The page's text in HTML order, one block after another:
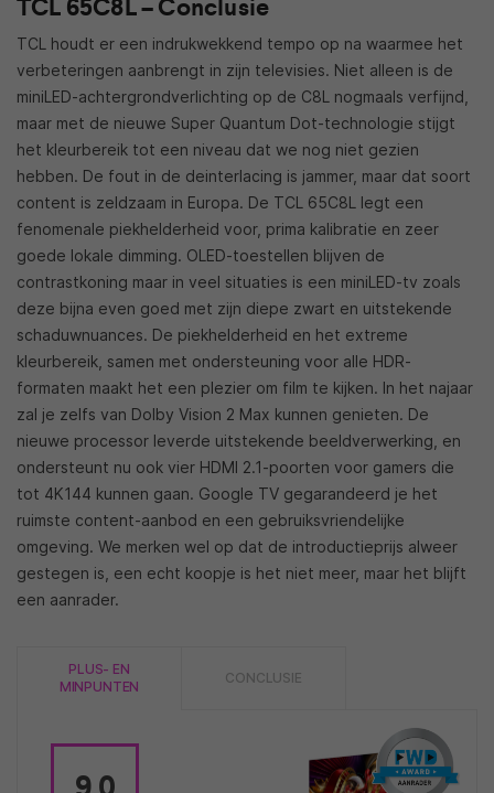
TCL 65C8L – Conclusie
TCL houdt er een indrukwekkend tempo op na waarmee het
verbeteringen aanbrengt in zijn televisies. Niet alleen is de
miniLED-achtergrondverlichting op de C8L nogmaals verfijnd,
maar met de nieuwe Super Quantum Dot-technologie stijgt
het kleurbereik tot een niveau dat we nog niet gezien
hebben. De fout in de deinterlacing is jammer, maar dat soort
content is zeldzaam in Europa. De TCL 65C8L legt een
fenomenale piekhelderheid voor, prima kalibratie en zeer
goede lokale dimming. OLED-toestellen blijven de
contrastkoning maar in veel situaties is een miniLED-tv zoals
deze bijna even goed met zijn diepe zwart en uitstekende
schaduwnuances. De piekhelderheid en het extreme
kleurbereik, samen met ondersteuning voor alle HDR-
formaten maakt het een plezier om film te kijken. In het najaar
zal je zelfs van Dolby Vision 2 Max kunnen genieten. De
nieuwe processor leverde uitstekende beeldverwerking, en
ondersteunt nu ook vier HDMI 2.1-poorten voor gamers die
tot 4K144 kunnen gaan. Google TV gegarandeerd je het
ruimste content-aanbod en een gebruiksvriendelijke
omgeving. We merken wel op dat de introductieprijs alweer
gestegen is, een echt koopje is het niet meer, maar het blijft
een aanrader.
PLUS- EN
MINPUNTEN
CONCLUSIE